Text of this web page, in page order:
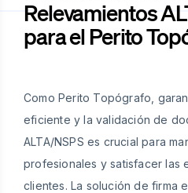
Relevamientos
para el Perito
Como Perito Topógrafo,
eficiente y la validación de
ALTA/NSPS es crucial para
profesionales y satisfacer las
clientes. La solución de firma